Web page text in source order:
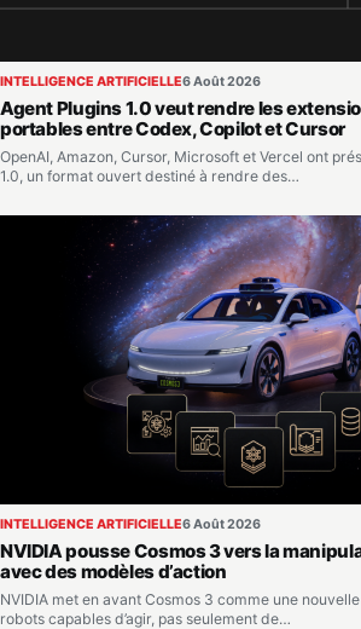
INTELLIGENCE ARTIFICIELLE6 Août 2026
Agent Plugins 1.0 veut rendre les
portables entre Codex, Copilot et Cursor
OpenAI, Amazon, Cursor, Microsoft et Vercel ont
1.0, un format ouvert destiné à rendre des…
INTELLIGENCE ARTIFICIELLE6 Août 2026
NVIDIA pousse Cosmos 3 vers la
avec des modèles d’action
NVIDIA met en avant Cosmos 3 comme une
robots capables d’agir, pas seulement de…